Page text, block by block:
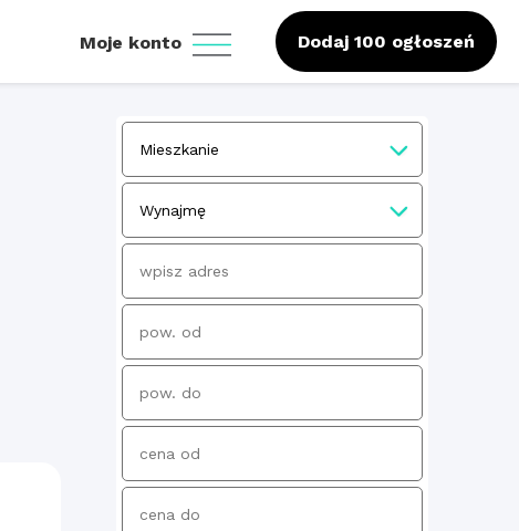
Dodaj 100 ogłoszeń
Moje konto